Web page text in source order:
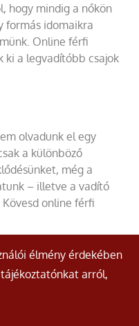
hogy mindig a nőkön
formás idomaikra
Online férfi
ki a legvadítóbb csajok
olvadunk el egy
a különböző
még a
– illetve a vadító
online férfi
élmény érdekében
arról,